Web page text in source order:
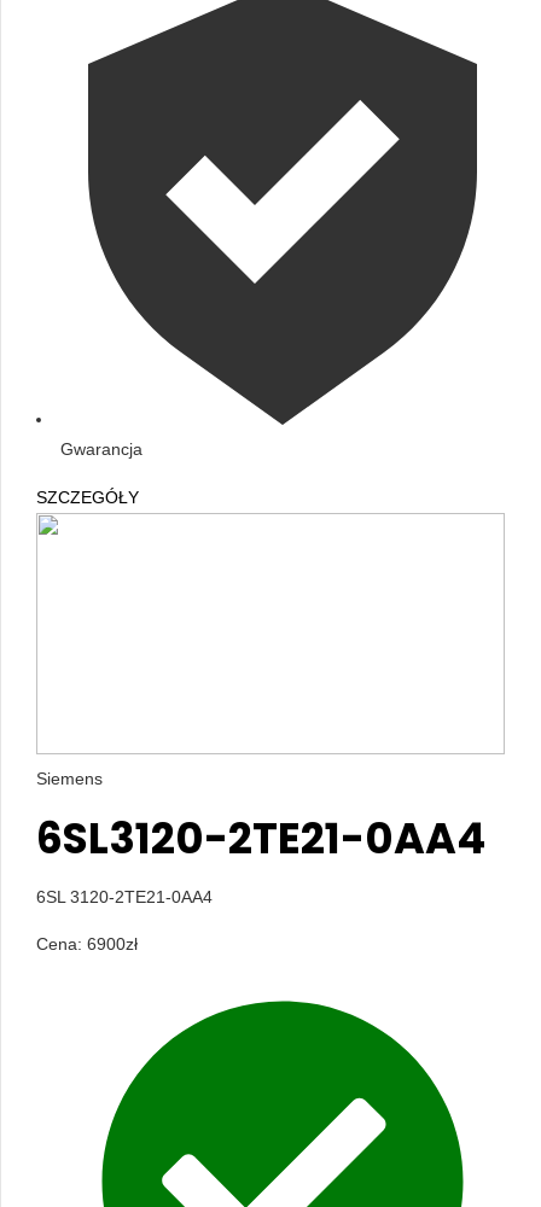
Gwarancja
SZCZEGÓŁY
Siemens
6SL3120-2TE21-0AA4
6SL 3120-2TE21-0AA4
Cena: 6900zł